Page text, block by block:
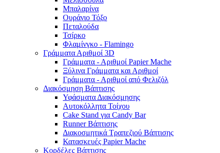
Μπαλαρίνα
Ουράνιο Τόξο
Πεταλούδα
Τσίρκο
Φλαμίνγκο - Flamingo
Γράμματα Αριθμοί 3D
Γράμματα - Αριθμοί Papier Mache
Ξύλινα Γράμματα και Αριθμοί
Γράμματα - Αριθμοί από Φελιζόλ
Διακόσμηση Βάπτισης
Υφάσματα Διακόσμησης
Αυτοκόλλητα Τοίχου
Cake Stand για Candy Bar
Runner Βάπτισης
Διακοσμητικά Τραπεζιού Βάπτισης
Κατασκευές Papier Mache
Κορδέλες Βάπτισης